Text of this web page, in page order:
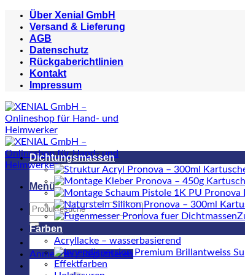
Zum
Inhalt
springen
Über Xenial GmbH
Versand & Lieferung
AGB
Datenschutz
Rückgaberichtlinien
Kontakt
Impressum
Menü
Suchen
nach:
Anmelden / Registrieren
Dichtungsmassen
Farben
Acryllacke – wasserbasierend
Effektfarben